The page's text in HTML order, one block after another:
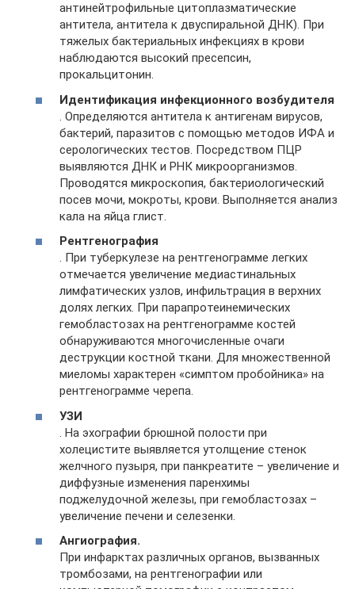
антинейтрофильные цитоплазматические
антитела, антитела к двуспиральной ДНК). При
тяжелых бактериальных инфекциях в крови
наблюдаются высокий пресепсин,
прокальцитонин.
Идентификация инфекционного возбудителя
. Определяются антитела к антигенам вирусов,
бактерий, паразитов с помощью методов ИФА и
серологических тестов. Посредством ПЦР
выявляются ДНК и РНК микроорганизмов.
Проводятся микроскопия, бактериологический
посев мочи, мокроты, крови. Выполняется анализ
кала на яйца глист.
Рентгенография
. При туберкулезе на рентгенограмме легких
отмечается увеличение медиастинальных
лимфатических узлов, инфильтрация в верхних
долях легких. При парапротеинемических
гемобластозах на рентгенограмме костей
обнаруживаются многочисленные очаги
деструкции костной ткани. Для множественной
миеломы характерен «симптом пробойника» на
рентгенограмме черепа.
УЗИ
. На эхографии брюшной полости при
холецистите выявляется утолщение стенок
желчного пузыря, при панкреатите – увеличение и
диффузные изменения паренхимы
поджелудочной железы, при гемобластозах –
увеличение печени и селезенки.
Ангиография.
При инфарктах различных органов, вызванных
тромбозами, на рентгенографии или